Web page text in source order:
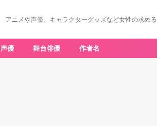
アニメや声優、キャラクターグッズなど女性の求め
声優 舞台俳優 作者名